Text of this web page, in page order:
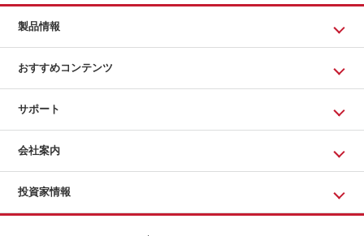
製品情報
おすすめコンテンツ
サポート
会社案内
投資家情報